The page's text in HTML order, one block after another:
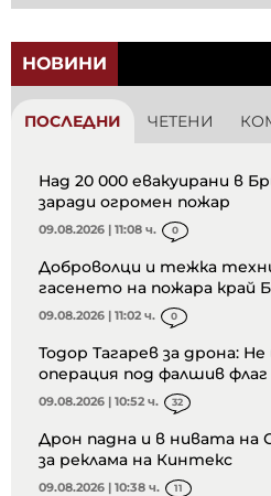
НОВИНИ
ПОСЛЕДНИ ЧЕТЕНИ
Над 20 000 евакуирани в
заради огромен пожар
09.08.2026 | 11:08 ч. 0
Доброволци и тежка
гасенето на пожара край
09.08.2026 | 11:02 ч. 0
Тодор Тагарев за дрона:
операция под фалшив флаг
09.08.2026 | 10:52 ч. 32
Дрон падна и в нивата на
за реклама на Кинтекс
09.08.2026 | 10:38 ч. 11